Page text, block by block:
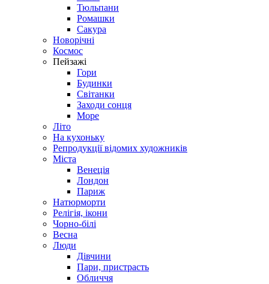
Тюльпани
Ромашки
Сакура
Новорічні
Космос
Пейзажі
Гори
Будинки
Світанки
Заходи сонця
Море
Літо
На кухоньку
Репродукції відомих художників
Міста
Венеція
Лондон
Париж
Натюрморти
Релігія, ікони
Чорно-білі
Весна
Люди
Дівчини
Пари, пристрасть
Обличчя